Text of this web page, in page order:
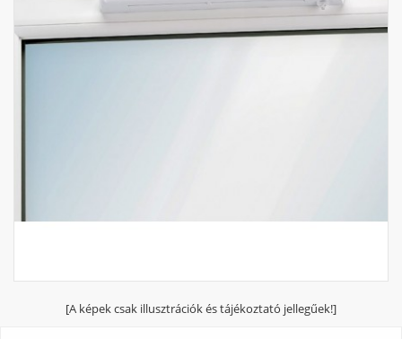
[A képek csak illusztrációk és tájékoztató jellegűek!]